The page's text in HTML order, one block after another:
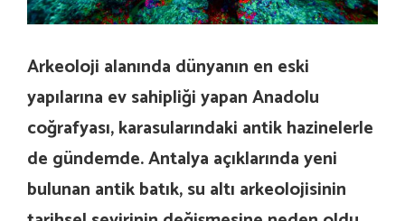
Arkeoloji alanında dünyanın en eski
yapılarına ev sahipliği yapan Anadolu
coğrafyası, karasularındaki antik hazinelerle
de gündemde. Antalya açıklarında yeni
bulunan antik batık, su altı arkeolojisinin